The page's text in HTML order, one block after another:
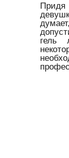
Придя
гель